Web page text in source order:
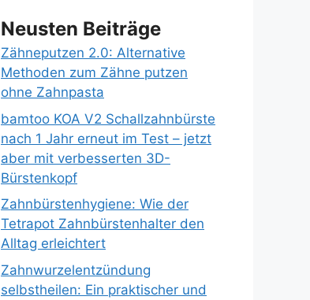
Neusten Beiträge
Zähneputzen 2.0: Alternative
Methoden zum Zähne putzen
ohne Zahnpasta
bamtoo KOA V2 Schallzahnbürste
nach 1 Jahr erneut im Test – jetzt
aber mit verbesserten 3D-
Bürstenkopf
Zahnbürstenhygiene: Wie der
Tetrapot Zahnbürstenhalter den
Alltag erleichtert
Zahnwurzelentzündung
selbstheilen: Ein praktischer und